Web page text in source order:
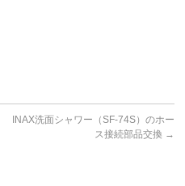
INAX洗面シャワー（SF-74S）のホー
ス接続部品交換 →